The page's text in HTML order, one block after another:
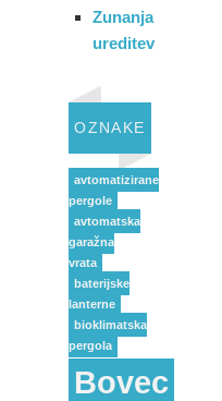
Zunanja
ureditev
OZNAKE
avtomatizirane
pergole
avtomatska
garažna
vrata
baterijske
lanterne
bioklimatska
pergola
Bovec